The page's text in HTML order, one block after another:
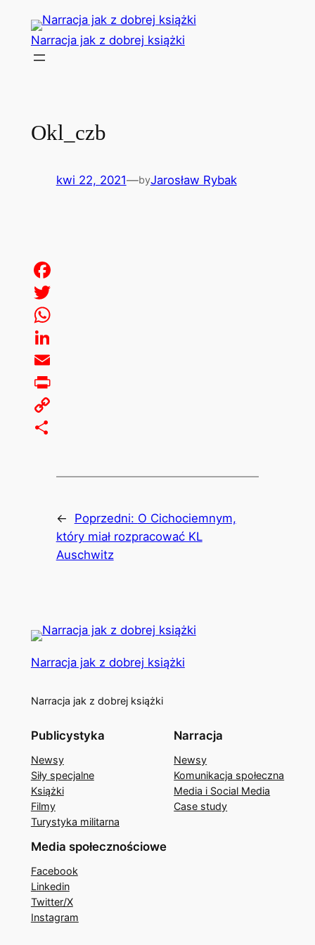
Przejdź
treści
Narracja jak z dobrej książki
Okl_czb
kwi 22, 2021—byJarosław Rybak
Facebook
Twitter
WhatsApp
LinkedIn
Email
Print
Copy
← Poprzedni: O Cichociemnym,
który miał rozpracować KL
Auschwitz
Narracja jak z dobrej książki
Narracja jak z dobrej książki
Publicystyka
Newsy
Siły specjalne
Książki
Filmy
Turystyka militarna
Narracja
Newsy
Komunikacja społeczna
Media i Social Media
Case study
Media społecznościowe
Facebook
Linkedin
Twitter/X
Instagram